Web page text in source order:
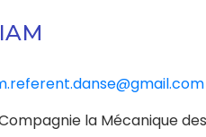
la Mécanique